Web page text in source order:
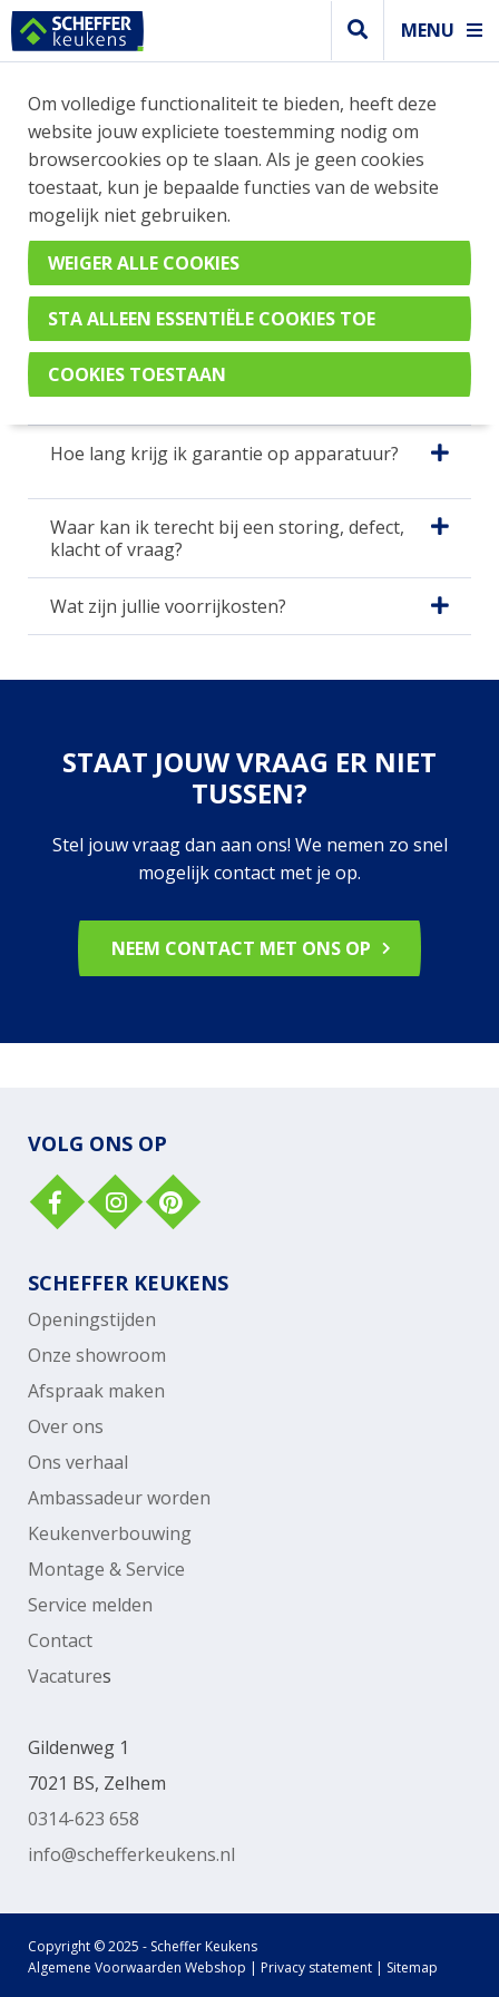
MENU
VEELGESTELDE VRAGEN
EN ANTWOORDEN
Hoe lang krijg ik garantie op apparatuur?
Waar kan ik terecht bij een storing, defect,
klacht of vraag?
Wat zijn jullie voorrijkosten?
STAAT JOUW VRAAG ER NIET
TUSSEN?
Stel jouw vraag dan aan ons! We nemen zo snel
mogelijk contact met je op.
NEEM CONTACT MET ONS OP
VOLG ONS OP
SCHEFFER KEUKENS
Openingstijden
Onze showroom
Afspraak maken
Over ons
Ons verhaal
Ambassadeur worden
Keukenverbouwing
Montage & Service
Service melden
Contact
Vacatures
Gildenweg 1
7021 BS, Zelhem
0314-623 658
info@schefferkeukens.nl
Copyright © 2025 - Scheffer Keukens
Algemene Voorwaarden Webshop | Privacy statement | Sitemap
Om volledige functionaliteit te bieden, heeft deze
website jouw expliciete toestemming nodig om
browsercookies op te slaan. Als je geen cookies
toestaat, kun je bepaalde functies van de website
mogelijk niet gebruiken.